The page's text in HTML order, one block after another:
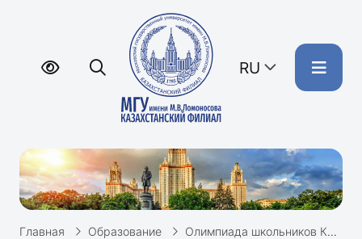
RU
Главная Образование Олимпиада школьников Казахстанского филиала МГУ